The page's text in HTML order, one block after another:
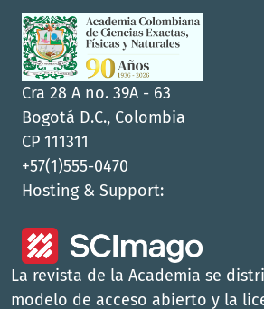
Cra 28 A no. 39A - 63
Bogotá D.C., Colombia
CP 111311
+57(1)555-0470
Hosting & Support:
La revista de la Academia se
modelo de acceso abierto y la